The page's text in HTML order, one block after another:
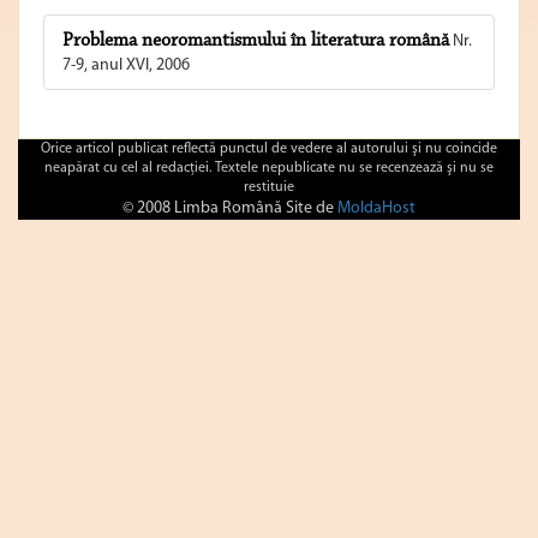
Problema neoromantismului în literatura românăNr.
7-9, anul XVI, 2006
Orice articol publicat reflectă punctul de vedere al autorului şi nu coincide
neapărat cu cel al redacţiei. Textele nepublicate nu se recenzează şi nu se
restituie
© 2008 Limba Română Site de MoldaHost